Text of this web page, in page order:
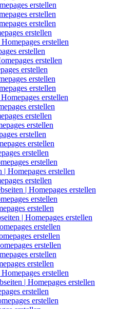
erstellen
erstellen
erstellen
erstellen
erstellen
erstellen
erstellen
erstellen
erstellen
erstellen
erstellen
erstellen
erstellen
erstellen
erstellen
erstellen
erstellen
erstellen
Homepages erstellen
erstellen
| Homepages erstellen
erstellen
erstellen
| Homepages erstellen
erstellen
erstellen
erstellen
erstellen
erstellen
erstellen
| Homepages erstellen
erstellen
erstellen